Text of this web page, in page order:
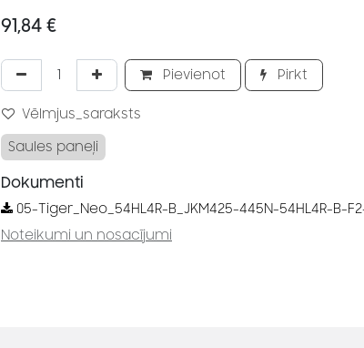
91,84 €
Pievienot Pirkt
Vēlmjus_saraksts
Saules paneļi
Dokumenti
05-Tiger_Neo_54HL4R-B_JKM425-445N-54HL4R-B-
Noteikumi un nosacījumi